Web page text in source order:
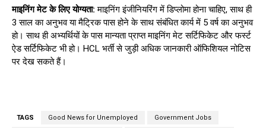
माइनिंग मेट के लिए योग्यता: माइनिंग इंजीनियरिंग में डिप्लोमा होना चाहिए, साथ ही
3 साल का अनुभव या मैट्रिक पास होने के साथ संबंधित कार्य में 5 वर्ष का अनुभव
हो। साथ ही अभ्यर्थियों के पास मान्यता प्राप्त माइनिंग मेट सर्टिफिकेट और फर्स्ट
ऐड सर्टिफिकेट भी हो। HCL भर्ती से जुड़ी अधिक जानकारी ऑफिशियल नोटिस
पर देख सकते हैं।
TAGS Good News for Unemployed Government Jobs